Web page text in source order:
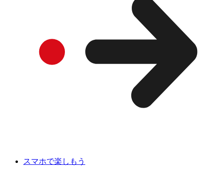
スマホで楽しもう